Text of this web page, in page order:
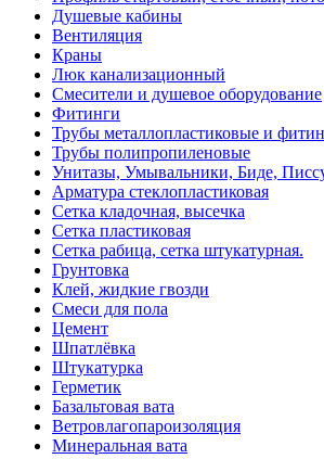
Душевые кабины
Вентиляция
Краны
Люк канализационный
Смесители и душевое оборудование
Фитинги
Трубы металлопластиковые и
Трубы полипропиленовые
Унитазы, Умывальники, Биде,
Арматура стеклопластиковая
Сетка кладочная, высечка
Сетка пластиковая
Сетка рабица, сетка штукатурная.
Грунтовка
Клей, жидкие гвозди
Смеси для пола
Цемент
Шпатлёвка
Штукатурка
Герметик
Базальтовая вата
Ветровлагопароизоляция
Минеральная вата